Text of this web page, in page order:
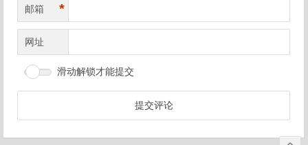
邮箱 *
网址
滑动解锁才能提交